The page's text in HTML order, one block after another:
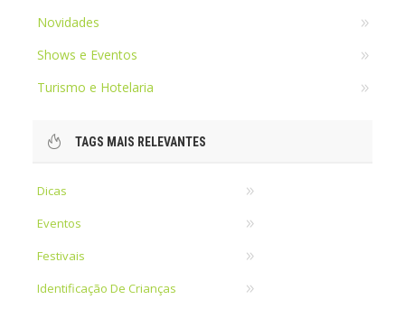
Novidades
Shows e Eventos
Turismo e Hotelaria
TAGS MAIS RELEVANTES
Dicas
Eventos
Festivais
Identificação De Crianças